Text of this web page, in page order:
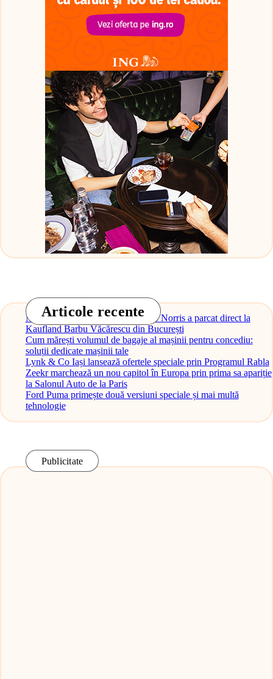
Articole recente
Monopostul McLaren al lui Lando Norris a parcat direct la
Kaufland Barbu Văcărescu din București
Cum mărești volumul de bagaje al mașinii pentru concediu:
soluții dedicate mașinii tale
Lynk & Co Iași lansează ofertele speciale prin Programul Rabla
Zeekr marchează un nou capitol în Europa prin prima sa apariție
la Salonul Auto de la Paris
Ford Puma primește două versiuni speciale și mai multă
tehnologie
Publicitate